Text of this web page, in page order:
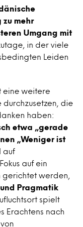
zu mehr
Umgang mit
in der viele
Leiden
eine weitere
durchzusetzen, die
haben:
etwa „gerade
„Weniger ist
auf
auf ein
gerichtet werden,
Pragmatik
spielt
Erachtens nach